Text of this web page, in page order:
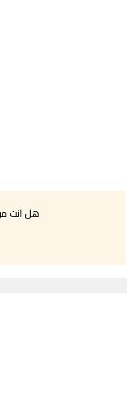
هل انت